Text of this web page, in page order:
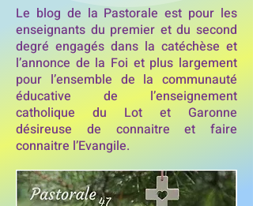
Le blog de la Pastorale est pour les
enseignants du premier et du second
degré engagés dans la catéchèse et
l’annonce de la Foi et plus largement
pour l’ensemble de la communauté
éducative de l’enseignement
catholique du Lot et Garonne
désireuse de connaitre et faire
connaitre l’Evangile.